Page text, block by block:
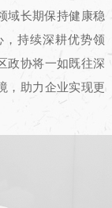
域长期保持健康稳
持续深耕优势领
政协将一如既往深
，助力企业实现更